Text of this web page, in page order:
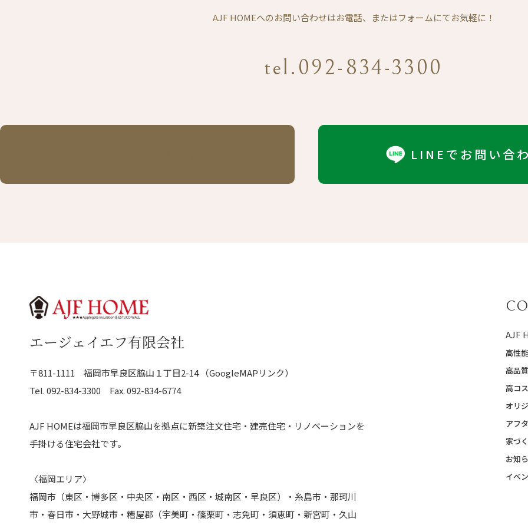
AJF HOMEへのお問い合わせはお電話、またはフォームにてお気軽に！
tel.092-834-3300
LINEでお問い合
エージェイエフ有限会社
〒811-1111 福岡市早良区脇山１丁目2-14 （GoogleMAPリンク）
Tel.092-834-3300 Fax. 092-834-6774
AJF HOMEは福岡市早良区脇山を拠点に新築注文住宅・建売住宅・リノベーションを
手掛ける住宅会社です。
〈福岡エリア〉
福岡市（東区・博多区・中央区・南区・西区・城南区・早良区）・糸島市・那珂川
市・春日市・大野城市・糟屋郡（宇美町・篠栗町・志免町・須恵町・新宮町・久山
AJF
高性
高品
高コ
オリ
アフ
家づ
お知
イベ